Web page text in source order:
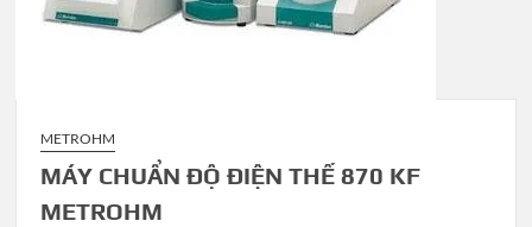
METROHM
MÁY CHUẨN ĐỘ ĐIỆN THẾ 870 KF
METROHM